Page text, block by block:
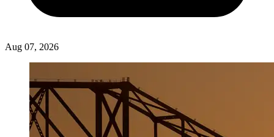
Aug 07, 2026